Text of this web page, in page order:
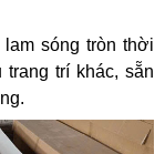
sóng tròn thời
trí khác, sẵn